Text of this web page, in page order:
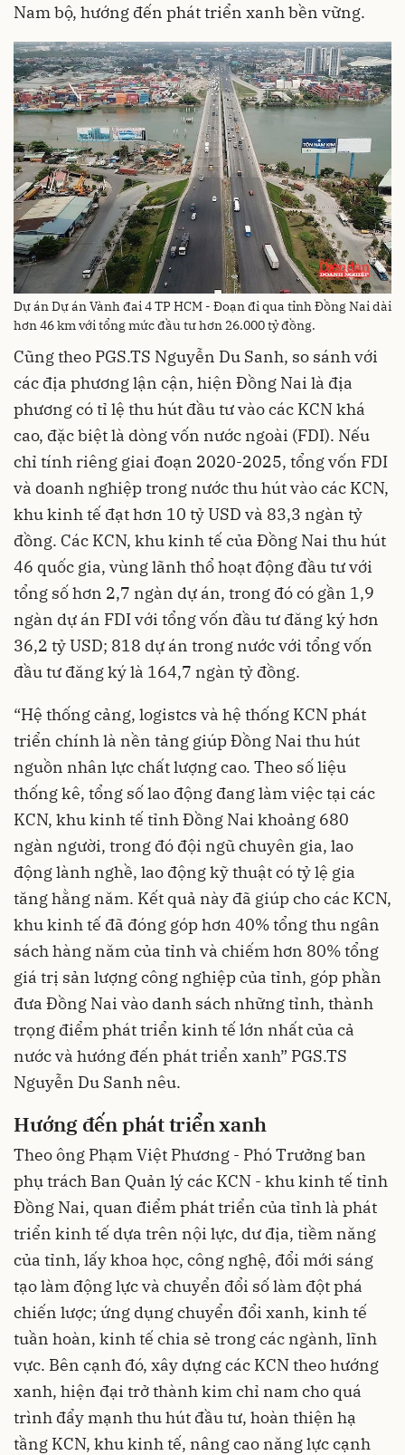
Nam bộ, hướng đến phát triển xanh bền vững.
Dự án Dự án Vành đai 4 TP HCM - Đoạn đi qua tỉnh Đồng Nai dài
hơn 46 km với tổng mức đầu tư hơn 26.000 tỷ đồng.
Cũng theo PGS.TS Nguyễn Du Sanh, so sánh với
các địa phương lận cận, hiện Đồng Nai là địa
phương có tỉ lệ thu hút đầu tư vào các KCN khá
cao, đặc biệt là dòng vốn nước ngoài (FDI). Nếu
chỉ tính riêng giai đoạn 2020-2025, tổng vốn FDI
và doanh nghiệp trong nước thu hút vào các KCN,
khu kinh tế đạt hơn 10 tỷ USD và 83,3 ngàn tỷ
đồng. Các KCN, khu kinh tế của Đồng Nai thu hút
46 quốc gia, vùng lãnh thổ hoạt động đầu tư với
tổng số hơn 2,7 ngàn dự án, trong đó có gần 1,9
ngàn dự án FDI với tổng vốn đầu tư đăng ký hơn
36,2 tỷ USD; 818 dự án trong nước với tổng vốn
đầu tư đăng ký là 164,7 ngàn tỷ đồng.
“Hệ thống cảng, logistcs và hệ thống KCN phát
triển chính là nền tảng giúp Đồng Nai thu hút
nguồn nhân lực chất lượng cao. Theo số liệu
thống kê, tổng số lao động đang làm việc tại các
KCN, khu kinh tế tỉnh Đồng Nai khoảng 680
ngàn người, trong đó đội ngũ chuyên gia, lao
động lành nghề, lao động kỹ thuật có tỷ lệ gia
tăng hằng năm. Kết quả này đã giúp cho các KCN,
khu kinh tế đã đóng góp hơn 40% tổng thu ngân
sách hàng năm của tỉnh và chiếm hơn 80% tổng
giá trị sản lượng công nghiệp của tỉnh, góp phần
đưa Đồng Nai vào danh sách những tỉnh, thành
trọng điểm phát triển kinh tế lớn nhất của cả
nước và hướng đến phát triển xanh” PGS.TS
Nguyễn Du Sanh nêu.
Hướng đến phát triển xanh
Theo ông Phạm Việt Phương - Phó Trưởng ban
phụ trách Ban Quản lý các KCN - khu kinh tế tỉnh
Đồng Nai, quan điểm phát triển của tỉnh là phát
triển kinh tế dựa trên nội lực, dư địa, tiềm năng
của tỉnh, lấy khoa học, công nghệ, đổi mới sáng
tạo làm động lực và chuyển đổi số làm đột phá
chiến lược; ứng dụng chuyển đổi xanh, kinh tế
tuần hoàn, kinh tế chia sẻ trong các ngành, lĩnh
vực. Bên cạnh đó, xây dựng các KCN theo hướng
xanh, hiện đại trở thành kim chỉ nam cho quá
trình đẩy mạnh thu hút đầu tư, hoàn thiện hạ
tầng KCN, khu kinh tế, nâng cao năng lực cạnh